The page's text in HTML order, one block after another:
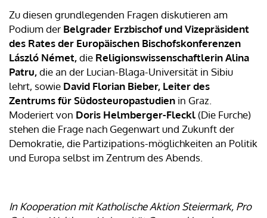
Zu diesen grundlegenden Fragen diskutieren am
Podium der Belgrader Erzbischof und Vizepräsident
des Rates der Europäischen Bischofskonferenzen
László Német,die Religionswissenschaftlerin Alina
Patru,die an der Lucian-Blaga-Universität in Sibiu
lehrt, sowie David Florian Bieber, Leiter des
Zentrums für Südosteuropastudien in Graz.
Moderiert von Doris Helmberger-Fleckl(Die Furche)
stehen die Frage nach Gegenwart und Zukunft der
Demokratie, die Partizipations-möglichkeiten an Politik
und Europa selbst im Zentrum des Abends.
In Kooperation mit Katholische Aktion Steiermark, Pro